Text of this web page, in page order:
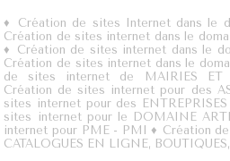
♦ Création de sites Internet dans le
Création de sites internet dans le
♦ Création de sites internet dans le
Création de sites internet dans le
de sites internet de MAIRIES ET
Création de sites internet pour des
sites internet pour des ENTREPRISES
sites internet pour le DOMAINE
internet pour PME - PMI
♦ Création
CATALOGUES EN LIGNE,